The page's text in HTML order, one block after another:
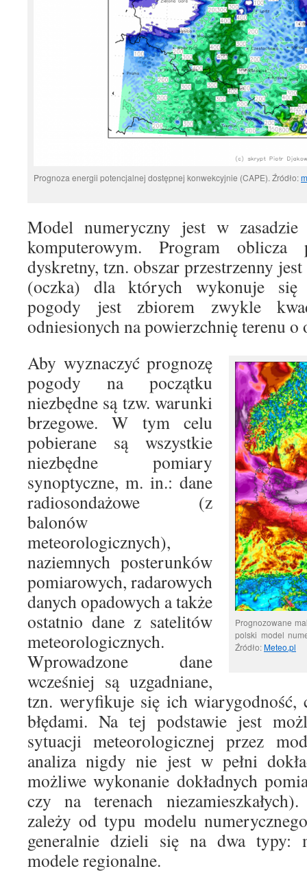
Prognoza energii potencjalnej dostępnej konwekcyjnie (CAPE). Źródło:
Model numeryczny jest w zasadzie
komputerowym. Program
dyskretny, tzn. obszar przestrzenny
(oczka) dla których wykonuje się
pogody jest zbiorem zwykle
odniesionych na powierzchnię terenu
Prognozowane
polski model
Źródło:Meteo.pl
Aby wyznaczyć prognozę
pogody na początku
niezbędne są tzw. warunki
brzegowe. W tym celu
pobierane są wszystkie
niezbędne pomiary
synoptyczne, m. in.: dane
radiosondażowe (z
balonów
meteorologicznych),
naziemnych posterunków
pomiarowych, radarowych
danych opadowych a także
ostatnio dane z satelitów
meteorologicznych.
Wprowadzone dane
wcześniej są uzgadniane,
tzn. weryfikuje się ich wiarygodność,
błędami. Na tej podstawie jest
sytuacji meteorologicznej przez
analiza nigdy nie jest w pełni
możliwe wykonanie dokładnych
czy na terenach
zależy od typu modelu
generalnie dzieli się na dwa typy:
modele regionalne.